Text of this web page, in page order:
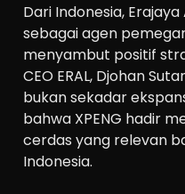
Dari Indonesia,
sebagai agen
menyambut positif
CEO ERAL, Djohan
bukan sekadar
bahwa XPENG hadir
cerdas yang relevan
Indonesia.